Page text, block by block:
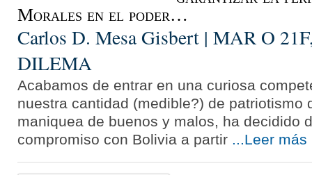
Morales en el poder…
Carlos D. Mesa Gisbert | MAR O
DILEMA
Acabamos de entrar en una curiosa
nuestra cantidad (medible?) de patriotismo
maniquea de buenos y malos, ha decidido
compromiso con Bolivia a partir ...Leer más